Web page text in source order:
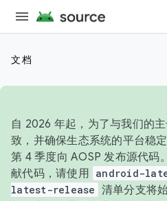
文档
自 2026 年起，为了与我们的
致，并确保生态系统的平台稳
第 4 季度向 AOSP 发布源代码
献代码，请使用 android-
latest-release 清单分支将